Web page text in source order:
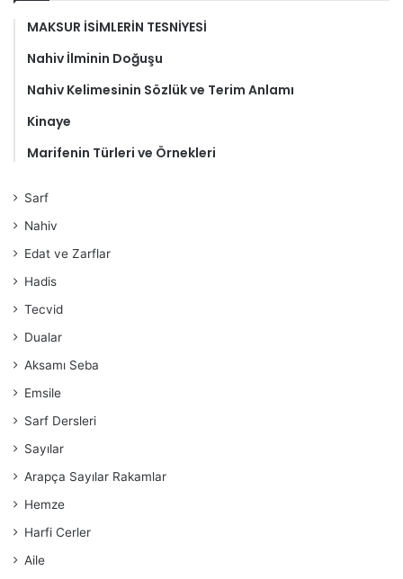
MAKSUR İSİMLERİN TESNİYESİ
Nahiv İlminin Doğuşu
Nahiv Kelimesinin Sözlük ve Terim Anlamı
Kinaye
Marifenin Türleri ve Örnekleri
Sarf
Nahiv
Edat ve Zarflar
Hadis
Tecvid
Dualar
Aksamı Seba
Emsile
Sarf Dersleri
Sayılar
Arapça Sayılar Rakamlar
Hemze
Harfi Cerler
Aile